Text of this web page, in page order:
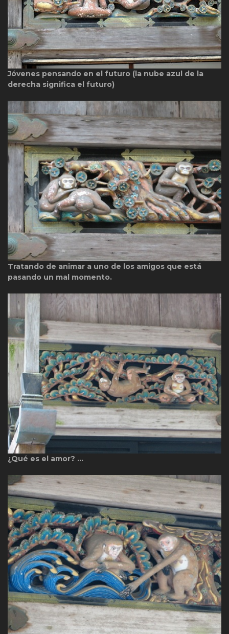
Jóvenes pensando en el futuro (la nube azul de la
derecha significa el futuro)
Tratando de animar a uno de los amigos que está
pasando un mal momento.
¿Qué es el amor? …